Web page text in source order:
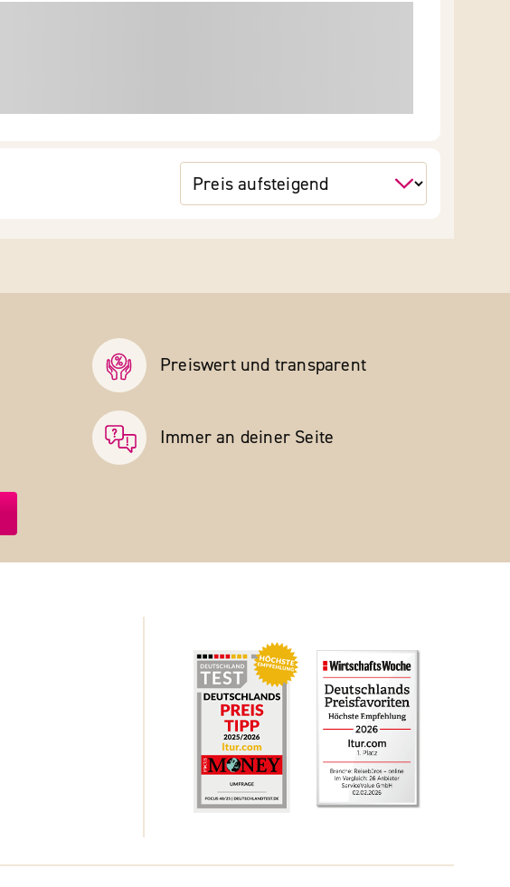
Preiswert und transparent
Immer an deiner Seite